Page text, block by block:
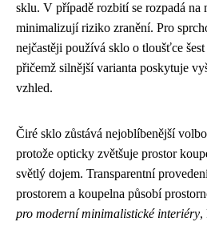
sklu. V případě rozbití se rozpadá na
minimalizují riziko zranění. Pro
nejčastěji používá sklo o tloušťce
přičemž silnější varianta poskytuje
vzhled.
Čiré sklo zůstává nejoblíbenější
protože opticky zvětšuje prostor
světlý dojem. Transparentní
prostorem a koupelna působí
pro moderní minimalistické interiéry,